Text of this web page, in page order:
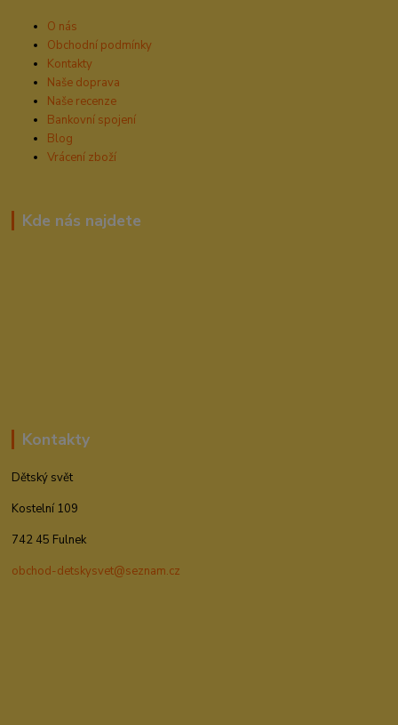
O nás
Obchodní podmínky
Kontakty
Naše doprava
Naše recenze
Bankovní spojení
Blog
Vrácení zboží
Kde nás najdete
Kontakty
Dětský svět
Kostelní 109
742 45 Fulnek
obchod-detskysvet@seznam.cz